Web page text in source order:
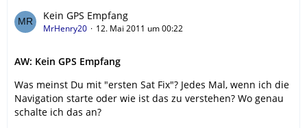
Kein GPS Empfang
MrHenry20 12. Mai 2011 um 00:22
AW: Kein GPS Empfang
Was meinst Du mit "ersten Sat Fix"? Jedes Mal, wenn ich die
Navigation starte oder wie ist das zu verstehen? Wo genau
schalte ich das an?